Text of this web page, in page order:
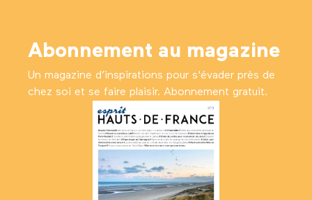
Abonnement au magazine
Un magazine d’inspirations pour s'évader près de
chez soi et se faire plaisir. Abonnement gratuit.